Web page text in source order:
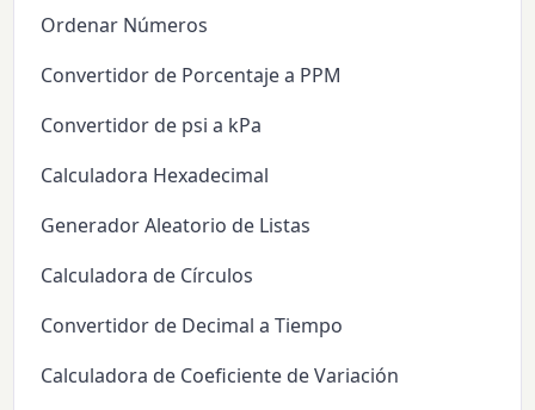
Ordenar Números
Convertidor de Porcentaje a PPM
Convertidor de psi a kPa
Calculadora Hexadecimal
Generador Aleatorio de Listas
Calculadora de Círculos
Convertidor de Decimal a Tiempo
Calculadora de Coeficiente de Variación